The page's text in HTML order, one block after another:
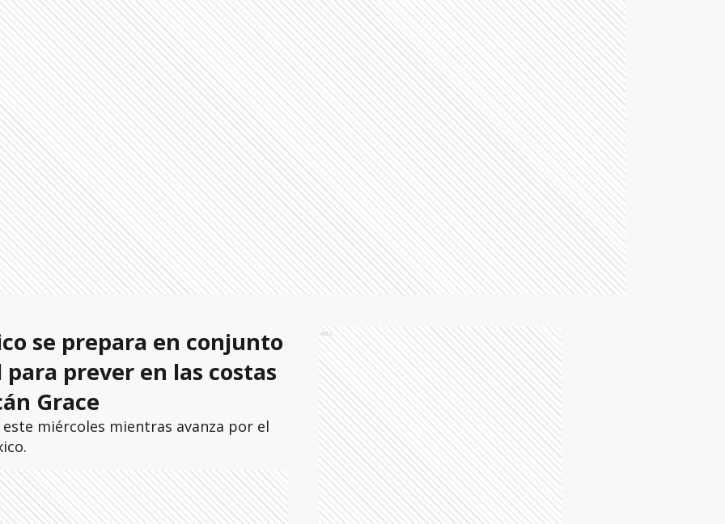
se prepara en conjunto
prever en las costas
Grace
miércoles mientras avanza por el
Ads